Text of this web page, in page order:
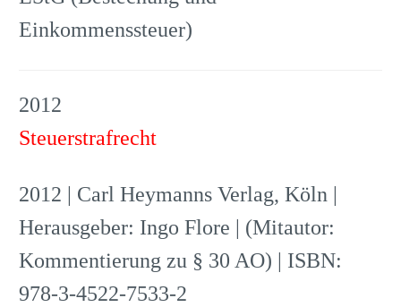
Einkommenssteuer)
2012
Steuerstrafrecht
2012 | Carl Heymanns Verlag, Köln |
Herausgeber: Ingo Flore | (Mitautor:
Kommentierung zu § 30 AO) | ISBN:
978-3-4522-7533-2